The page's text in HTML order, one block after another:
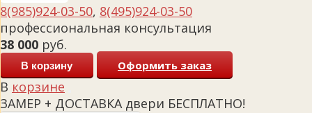
8(985)924-03-50, 8(495)924-03-50
профессиональная консультация
38 000 руб.
В корзину Оформить заказ
В корзине
ЗАМЕР + ДОСТАВКА двери БЕСПЛАТНО!